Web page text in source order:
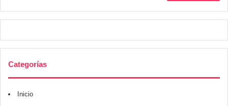
Categorías
Inicio